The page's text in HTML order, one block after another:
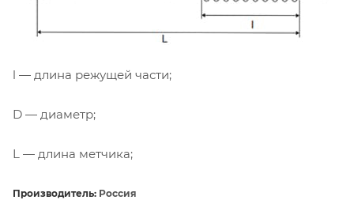
l — длина режущей части;
D — диаметр;
L — длина метчика;
Производитель: Россия